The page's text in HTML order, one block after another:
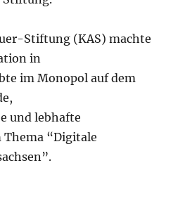
Stiftung (KAS) machte
in
im Monopol auf dem
und lebhafte
“Digitale
Bildung in